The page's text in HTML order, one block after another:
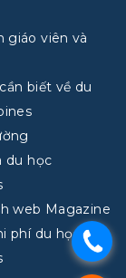
giáo viên và
biết về du
du học
web Magazine
phí du học
.